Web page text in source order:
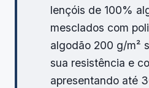
lençóis de 100%
mesclados com
algodão 200 g/m²
sua resistência e
apresentando até